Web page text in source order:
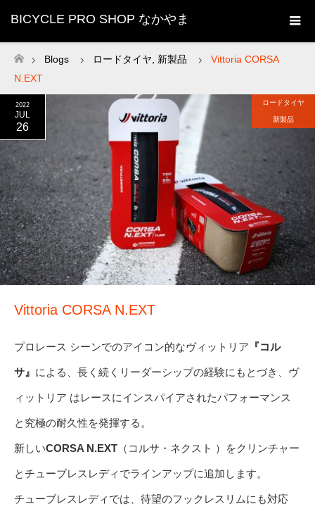
BICYCLE PRO SHOP なかやま
ホーム
Blogs ロードタイヤ 新製品
Vittoria CORSA
N.EXT
2022
JUL
26
ロードタイヤ
新製品
Vittoria CORSA N.EXT
プロレース シーンでのアイコン的なヴィットリア 『コル
サ』 による、長く続くリーダーシップの経験にもとづき、ヴ
ィットリア はレースにインスパイアされたパフォーマンス
と究極の耐久性を発揮する。
新しいCORSA N.EXT （コルサ・ネクスト ）をクリンチャー
とチューブレスレディでラインアップに追加します。
チューブレスレディでは、待望のフックレスリムにも対応